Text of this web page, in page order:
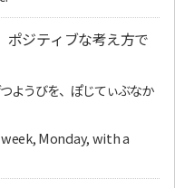
ポジティブな考え方で
ようびを、ぽじてぃぶなか
Monday, with a